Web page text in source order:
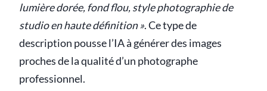
lumière dorée, fond flou, style photographie de
studio en haute définition ». Ce type de
description pousse l’IA à générer des images
proches de la qualité d’un photographe
professionnel.